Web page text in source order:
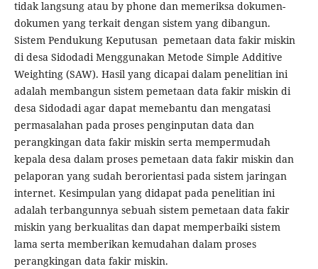
tidak langsung atau by phone dan memeriksa dokumen-
dokumen yang terkait dengan sistem yang dibangun.
Sistem Pendukung Keputusan pemetaan data fakir miskin
di desa Sidodadi Menggunakan Metode Simple Additive
Weighting (SAW). Hasil yang dicapai dalam penelitian ini
adalah membangun sistem pemetaan data fakir miskin di
desa Sidodadi agar dapat memebantu dan mengatasi
permasalahan pada proses penginputan data dan
perangkingan data fakir miskin serta mempermudah
kepala desa dalam proses pemetaan data fakir miskin dan
pelaporan yang sudah berorientasi pada sistem jaringan
internet. Kesimpulan yang didapat pada penelitian ini
adalah terbangunnya sebuah sistem pemetaan data fakir
miskin yang berkualitas dan dapat memperbaiki sistem
lama serta memberikan kemudahan dalam proses
perangkingan data fakir miskin.